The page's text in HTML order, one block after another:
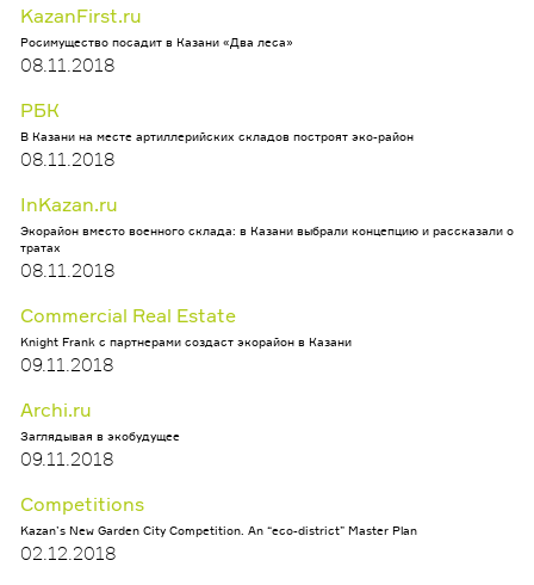
KazanFirst.ru
Росимущество посадит в Казани «Два леса»
08.11.2018
РБК
В Казани на месте артиллерийских складов построят эко-район
08.11.2018
InKazan.ru
Экорайон вместо военного склада: в Казани выбрали концепцию и рассказали о
тратах
08.11.2018
Commercial Real Estate
Knight Frank с партнерами создаст экорайон в Казани
09.11.2018
Archi.ru
Заглядывая в экобудущее
09.11.2018
Competitions
Kazan’s New Garden City Competition. An “eco-district” Master Plan
02.12.2018